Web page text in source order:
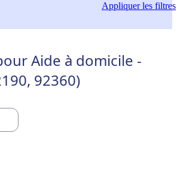
Appliquerles filtres
Aide à domicile -
92360)